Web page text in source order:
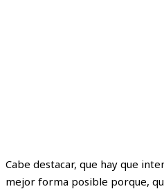
Cabe destacar, que hay que
mejor forma posible porque,